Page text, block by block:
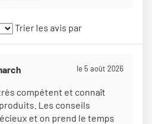
Trier les avis par
le 5 août 2026
compétent et connaît
Les conseils
et on prend le temps